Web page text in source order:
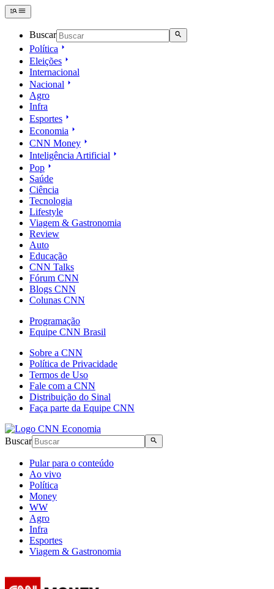
Buscar
Política
Eleições
Internacional
Nacional
Agro
Infra
Esportes
Economia
CNN Money
Inteligência Artificial
Pop
Saúde
Ciência
Tecnologia
Lifestyle
Viagem & Gastronomia
Review
Auto
Educação
CNN Talks
Fórum CNN
Blogs CNN
Colunas CNN
Programação
Equipe CNN Brasil
Sobre a CNN
Política de Privacidade
Termos de Uso
Fale com a CNN
Distribuição do Sinal
Faça parte da Equipe CNN
Buscar
Pular para o conteúdo
Ao vivo
Política
Money
WW
Agro
Infra
Esportes
Viagem & Gastronomia